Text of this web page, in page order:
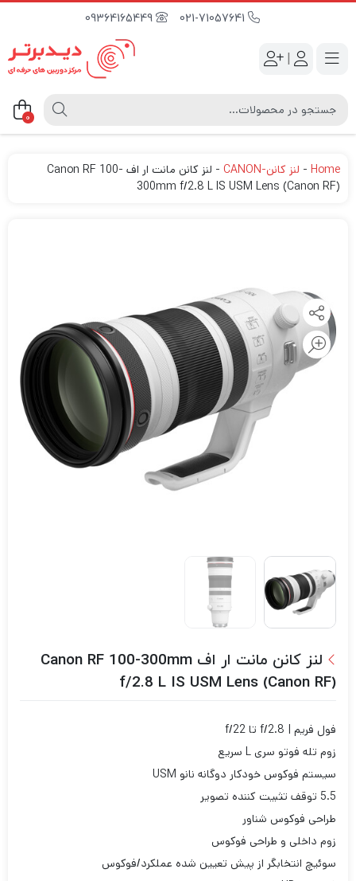
09364165449
|
0
Home
- لنز کانن-CANON -
لنز کانن مانت ار اف Canon RF 100-
300mm f/2.8 L IS USM Lens (Canon RF)
لنز کانن مانت ار اف Canon RF 100-300mm
f/2.8 L IS USM Lens (Canon RF)
فول فریم | f/2.8 تا f/22
زوم تله فوتو سری L سریع
سیستم فوکوس خودکار دوگانه نانو USM
5.5 توقف تثبیت کننده تصویر
طراحی فوکوس شناور
زوم داخلی و طراحی فوکوس
سوئیچ انتخابگر از پیش تعیین شده عملکرد/فوکوس